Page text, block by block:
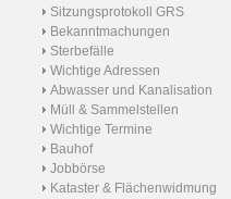
Sitzungsprotokoll GRS
Bekanntmachungen
Sterbefälle
Wichtige Adressen
Abwasser und Kanalisation
Müll & Sammelstellen
Wichtige Termine
Bauhof
Jobbörse
Kataster & Flächenwidmung